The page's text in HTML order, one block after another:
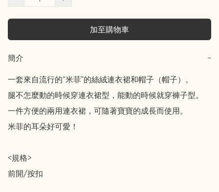
加至購物車
簡介 −
一套來自流行的“米菲”的絲絨連衣裙和帽子（帽子）。
腿不怎麼動的時候穿連衣裙型，能動的時候就穿褲子型。
一件方便的兩用連衣裙，可隨著寶寶的成長而使用。
米菲的耳朵好可愛！
<規格>
前開/按扣